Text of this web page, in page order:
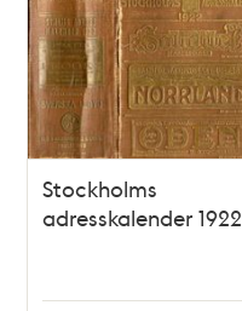
Stockholms
adresskalender 1922